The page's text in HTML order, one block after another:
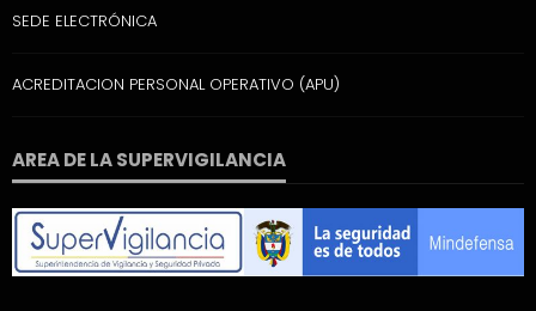
SEDE ELECTRÓNICA
ACREDITACION PERSONAL OPERATIVO (APU)
AREA DE LA SUPERVIGILANCIA